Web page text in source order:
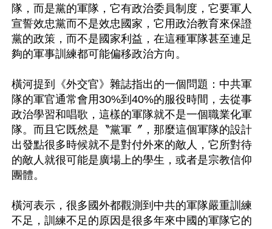
隊，而是黨的軍隊，它有政治委員制度，它要軍人
宣誓效忠黨而不是效忠國家，它用政治教育來保證
黨的政策，而不是國家利益，在這種軍隊甚至連足
夠的軍事訓練都可能偏移政治方向。
橫河提到《外交官》雜誌指出的一個問題：中共軍
隊的軍官通常會用30%到40%的服役時間，去從事
政治學習和唱歌，這樣的軍隊就不是一個職業化軍
隊。而且它既然是〝黨軍〞，那麼這個軍隊的設計
出發點很多時候就不是對付外來的敵人，它所對待
的敵人就很可能是廣場上的學生，或者是宗教信仰
團體。
橫河表示，很多國外都觀測到中共的軍隊嚴重訓練
不足，訓練不足的原因是很多年來中國的軍隊它的